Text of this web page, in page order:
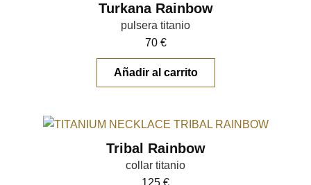
Turkana Rainbow
pulsera titanio
70 €
Añadir al carrito
Tribal Rainbow
collar titanio